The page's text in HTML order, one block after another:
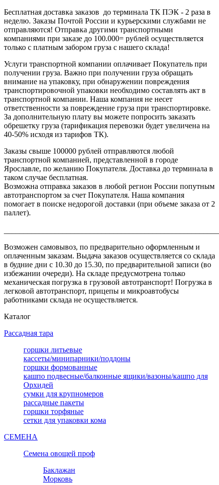
Бесплатная доставка заказов до терминала ТК ПЭК - 2 раза в
неделю. Заказы Почтой России и курьерскими службами не
отправляются! Отправка другими транспортными
компаниями при заказе до 100.000= рублей осуществляется
только с платным забором груза с нашего склада!
Услуги транспортной компании оплачивает Покупатель при
получении груза. Важно при получении груза обращать
внимание на упаковку, при обнаружении повреждения
транспортировочной упаковки необходимо составлять акт в
транспортной компании. Наша компания не несет
ответственности за повреждение груза при транспортировке.
За дополнительную плату вы можете попросить заказать
обрешетку груза (тарификация перевозки будет увеличена на
40-50% исходя из тарифов ТК).
Заказы свыше 100000 рублей отправляются любой
транспортной компанией, представленной в городе
Ярославле, по желанию Покупателя. Доставка до терминала в
таком случае бесплатная.
Возможна отправка заказов в любой регион России попутным
автотранспортом за счет Покупателя. Наша компания
помогает в поиске недорогой доставки (при объеме заказа от 2
паллет).
Возможен самовывоз, по предварительно оформленным и
оплаченным заказам. Выдача заказов осуществляется со склада
в будние дни с 10.30 до 15.30, по предварительной записи (во
избежании очереди). На складе предусмотрена только
механическая погрузка в грузовой автотранспорт! Погрузка в
легковой автотранспорт, прицепы и микроавтобусы
работниками склада не осуществляется.
Каталог
Рассадная тара
горшки литьевые
кассеты/минипарники/поддоны
горшки формованные
кашпо подвесные/балконные ящики/вазоны/кашпо для
Орхидей
сумки для крупномеров
рассадные пакеты
горшки торфяные
сетки для упаковки кома
СЕМЕНА
Семена овощей проф
Баклажан
Морковь